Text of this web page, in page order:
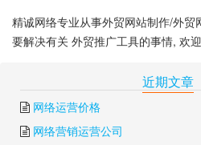
精诚网络专业从事外贸网站制作/外
要解决有关 外贸推广工具的事情, 欢
近期文章
网络运营价格
网络营销运营公司